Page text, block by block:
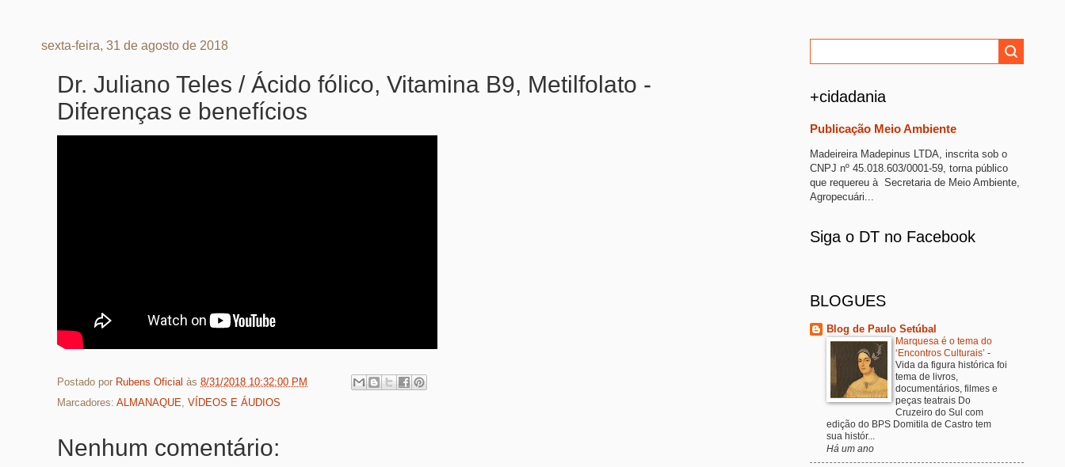
sexta-feira, 31 de agosto de 2018
Dr. Juliano Teles / Ácido fólico, Vitamina B9, Metilfolato -
Diferenças e benefícios
Postado por Rubens Oficial às 8/31/2018 10:32:00 PM
Marcadores: ALMANAQUE, VÍDEOS E ÁUDIOS
Nenhum comentário:
+cidadania
Publicação Meio Ambiente
Madeireira Madepinus LTDA, inscrita sob o
CNPJ nº 45.018.603/0001-59, torna público
que requereu à Secretaria de Meio Ambiente,
Agropecuári...
Siga o DT no Facebook
BLOGUES
Blog de Paulo Setúbal
Marquesa é o tema do
‘Encontros Culturais’ -
Vida da figura histórica foi
tema de livros,
documentários, filmes e
peças teatrais Do
Cruzeiro do Sul com
edição do BPS Domitila de Castro tem
sua histór...
Há um ano